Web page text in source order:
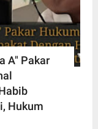
A" Pakar
Hukum